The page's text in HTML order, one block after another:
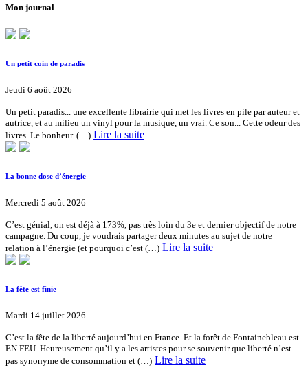
Mon journal
Un petit coin de paradis
Jeudi 6 août 2026
Un petit paradis... une excellente librairie qui met les livres en pile par auteur et
autrice, et au milieu un vinyl pour la musique, un vrai. Ce son... Cette odeur des
livres. Le bonheur. (…) Lire la suite
La bonne dose d’énergie
Mercredi 5 août 2026
C’est génial, on est déjà à 173%, pas très loin du 3e et dernier objectif de notre
campagne. Du coup, je voudrais partager deux minutes au sujet de notre
relation à l’énergie (et pourquoi c’est (…) Lire la suite
La fête est finie
Mardi 14 juillet 2026
C’est la fête de la liberté aujourd’hui en France. Et la forêt de Fontainebleau est
EN FEU. Heureusement qu’il y a les artistes pour se souvenir que liberté n’est
pas synonyme de consommation et (…) Lire la suite